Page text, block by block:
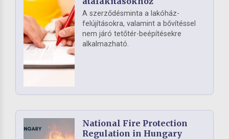
A szerződésminta a lakóház-
felújításokra, valamint a bővítéssel
nem járó tetőtér-beépítésekre
alkalmazható.
National Fire Protection
Regulation in Hungary